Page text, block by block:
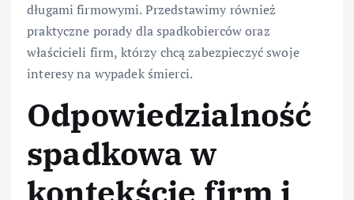
długami firmowymi. Przedstawimy również
praktyczne porady dla spadkobierców oraz
właścicieli firm, którzy chcą zabezpieczyć swoje
interesy na wypadek śmierci.
Odpowiedzialność
spadkowa w